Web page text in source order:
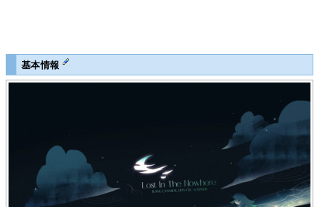
基本情報